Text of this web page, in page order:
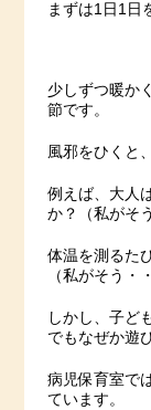
まずは1日1日
少しずつ暖か
節です。
風邪をひくと
例えば、大人
か？（私がそ
体温を測るた
（私がそう・
しかし、子ど
でもなぜか遊
病児保育室で
ています。